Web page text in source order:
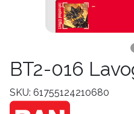
BT2-016
SKU: 61755124210680